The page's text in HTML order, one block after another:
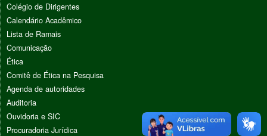
Colégio de Dirigentes
Calendário Acadêmico
Lista de Ramais
Comunicação
Ética
Comitê de Ética na Pesquisa
Agenda de autoridades
Auditoria
Ouvidoria e SIC
Procuradoria Jurídica